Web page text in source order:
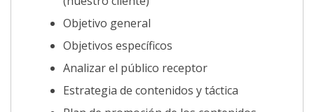
Objetivo general
Objetivos específicos
Analizar el público receptor
Estrategia de contenidos y táctica